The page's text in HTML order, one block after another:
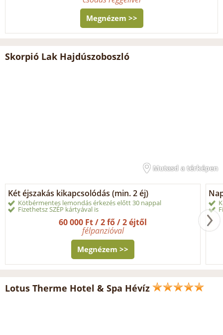
Megnézem >>
Skorpió Lak Hajdúszoboszló
Mutasd a térképen
Két éjszakás kikapcsolódás (min. 2 éj)
Kötbérmentes lemondás érkezés előtt 30 nappal
Fizethetsz SZÉP kártyával is
60 000 Ft / 2 fő / 2 éjtől
félpanzióval
Megnézem >>
Lotus Therme Hotel & Spa Hévíz